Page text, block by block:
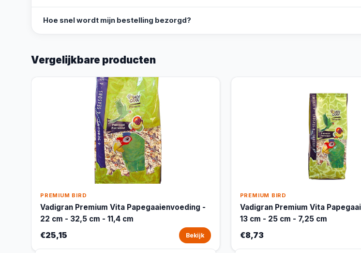
Hoe snel wordt mijn bestelling bezorgd?
Vergelijkbare producten
PREMIUM BIRD
Vadigran Premium Vita Papegaaienvoeding -
22 cm - 32,5 cm - 11,4 cm
€25,15 Bekijk
PREMIUM BIRD
Vadigran Premium Vita
13 cm - 25 cm - 7,25 cm
€8,73